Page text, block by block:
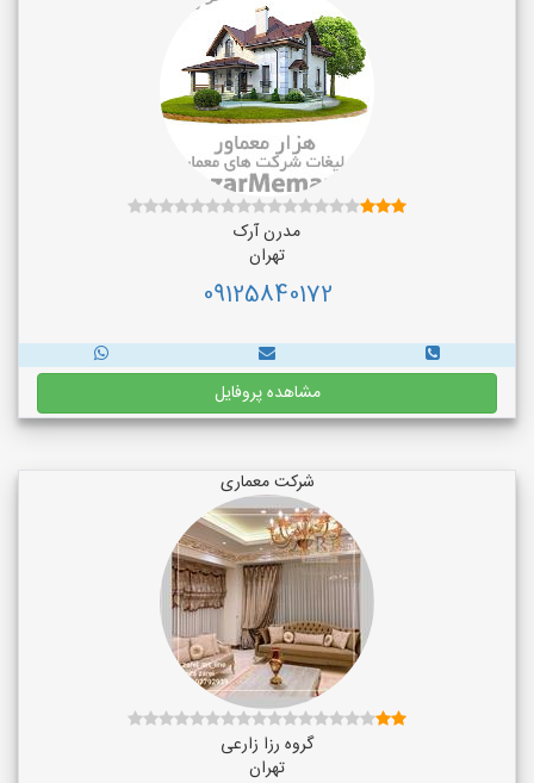
مدرن آرک
تهران
09125840172
مشاهده پروفایل
شرکت معماری
گروه رزا زارعی
تهران